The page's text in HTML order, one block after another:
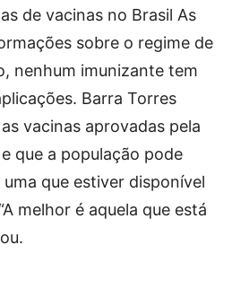
de vacinas no Brasil As
sobre o regime de
nenhum imunizante tem
Barra Torres
vacinas aprovadas pela
que a população pode
que estiver disponível
melhor é aquela que está